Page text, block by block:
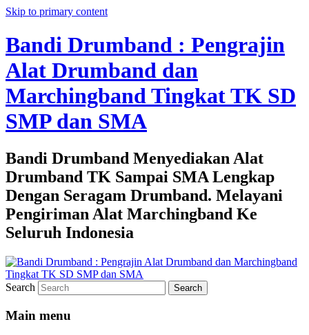
Skip to primary content
Bandi Drumband : Pengrajin
Alat Drumband dan
Marchingband Tingkat TK SD
SMP dan SMA
Bandi Drumband Menyediakan Alat
Drumband TK Sampai SMA Lengkap
Dengan Seragam Drumband. Melayani
Pengiriman Alat Marchingband Ke
Seluruh Indonesia
Search
Main menu